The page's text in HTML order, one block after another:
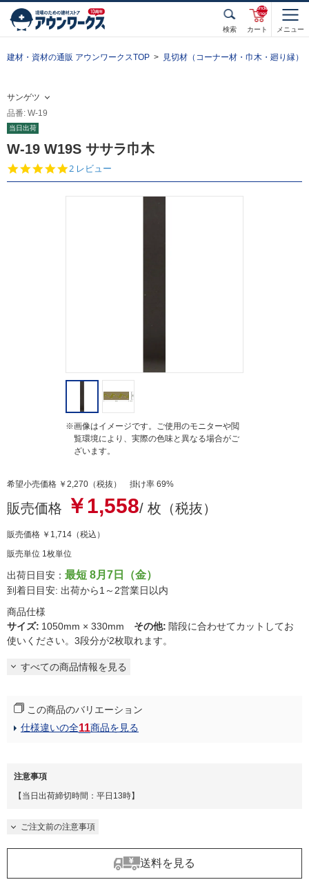
検索 カート
unde
fined
メニュー
建材・資材の通販 アウンワークスTOP 見切材（コーナー材・巾木・廻り縁）
サンゲツ
品番: W-19
当日出荷
W-19 W19S ササラ巾木
5.
0
2 レビュー
※画像はイメージです。ご使用のモニターや閲
覧環境により、実際の色味と異なる場合がご
ざいます。
希望小売価格 ￥2,270（税抜） 掛け率 69%
販売価格 ￥1,558/ 枚（税抜）
販売価格 ￥1,714 （税込）
販売単位 1枚単位
出荷日目安： 最短 8月7日（金）
到着日目安: 出荷から1～2営業日以内
商品仕様
サイズ: 1050mm × 330mm その他: 階段に合わせてカットしてお
使いください。3段分が2枚取れます。
すべての商品情報を見る
この商品のバリエーション
仕様違いの全11商品を見る
注意事項
【当日出荷締切時間：平日13時】
ご注文前の注意事項
送料を見る